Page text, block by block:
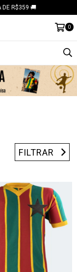
DE R$359 🚚
0
FILTRAR